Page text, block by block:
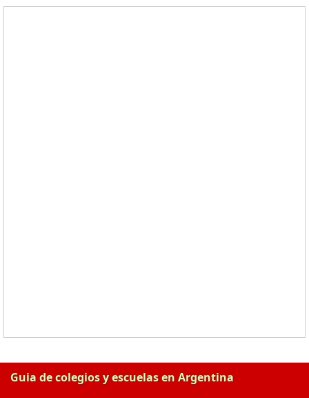
Guia de colegios y escuelas en Argentina